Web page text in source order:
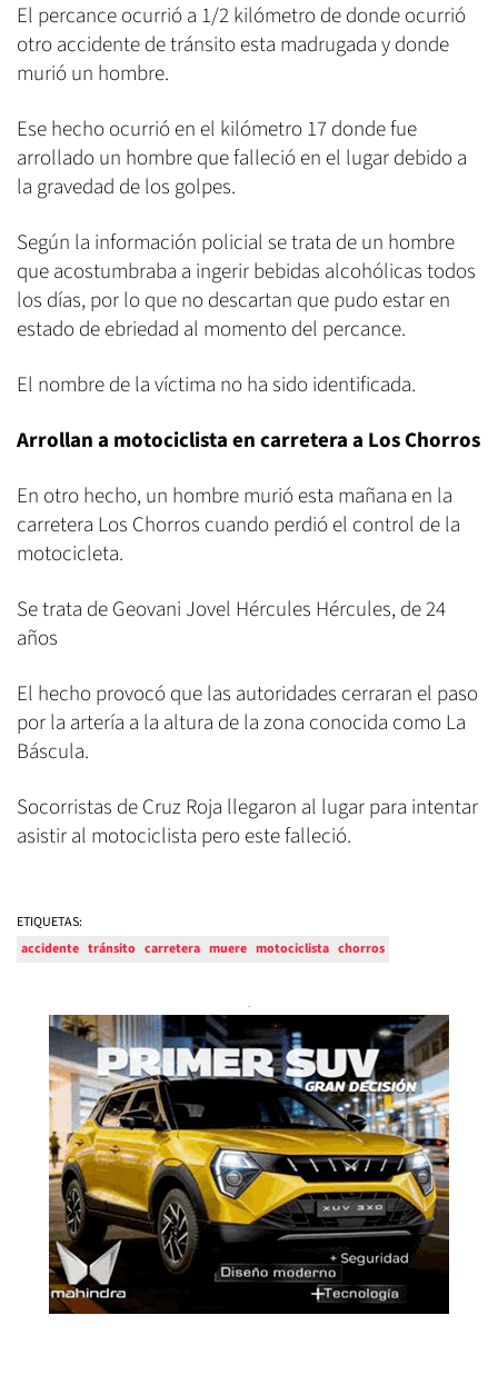
El percance ocurrió a 1/2 kilómetro de donde ocurrió
otro accidente de tránsito esta madrugada y donde
murió un hombre.
Ese hecho ocurrió en el kilómetro 17 donde fue
arrollado un hombre que falleció en el lugar debido a
la gravedad de los golpes.
Según la información policial se trata de un hombre
que acostumbraba a ingerir bebidas alcohólicas todos
los días, por lo que no descartan que pudo estar en
estado de ebriedad al momento del percance.
El nombre de la víctima no ha sido identificada.
Arrollan a motociclista en carretera a Los Chorros
En otro hecho, un hombre murió esta mañana en la
carretera Los Chorros cuando perdió el control de la
motocicleta.
Se trata de Geovani Jovel Hércules Hércules, de 24
años
El hecho provocó que las autoridades cerraran el paso
por la artería a la altura de la zona conocida como La
Báscula.
Socorristas de Cruz Roja llegaron al lugar para intentar
asistir al motociclista pero este falleció.
ETIQUETAS:
accidente tránsito carretera muere motociclista chorros